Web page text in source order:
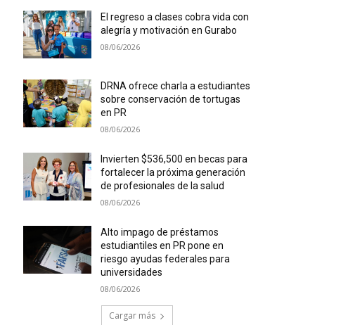
El regreso a clases cobra vida con
alegría y motivación en Gurabo
08/06/2026
DRNA ofrece charla a estudiantes
sobre conservación de tortugas
en PR
08/06/2026
Invierten $536,500 en becas para
fortalecer la próxima generación
de profesionales de la salud
08/06/2026
Alto impago de préstamos
estudiantiles en PR pone en
riesgo ayudas federales para
universidades
08/06/2026
Cargar más